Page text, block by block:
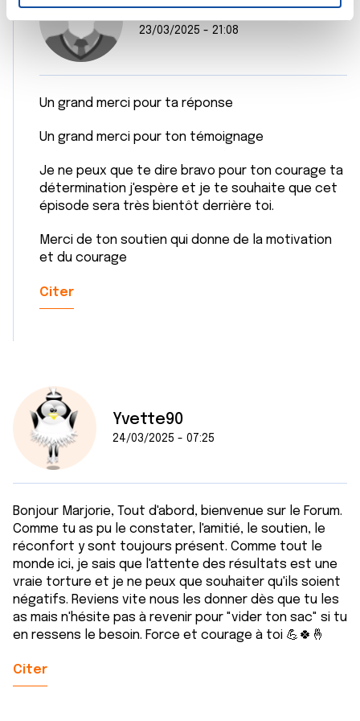
Les cookies nous permettent de personnaliser le contenu
et les annonces, d'offrir des fonctionnalités relatives aux
médias sociaux et d'analyser notre trafic. Nous
partageons également des informations sur l'utilisation de
notre site avec nos partenaires de médias sociaux, de
avec d'autres informations que vous leur avez fournies
services.
t
jojoma
23/03/2025 - 21:08
Un grand merci pour ta réponse
Un grand merci pour ton témoignage
Je ne peux que te dire bravo pour ton courage ta
détermination j'espère et je te souhaite que cet
épisode sera très bientôt derrière toi.
Merci de ton soutien qui donne de la motivation
et du courage
Citer
Yvette90
24/03/2025 - 07:25
Bonjour Marjorie, Tout d'abord, bienvenue sur le Forum.
Comme tu as pu le constater, l'amitié, le soutien, le
réconfort y sont toujours présent. Comme tout le
monde ici, je sais que l'attente des résultats est une
vraie torture et je ne peux que souhaiter qu'ils soient
négatifs. Reviens vite nous les donner dès que tu les
as mais n'hésite pas à revenir pour "vider ton sac" si tu
en ressens le besoin. Force et courage à toi 💪🍀🤞
Citer